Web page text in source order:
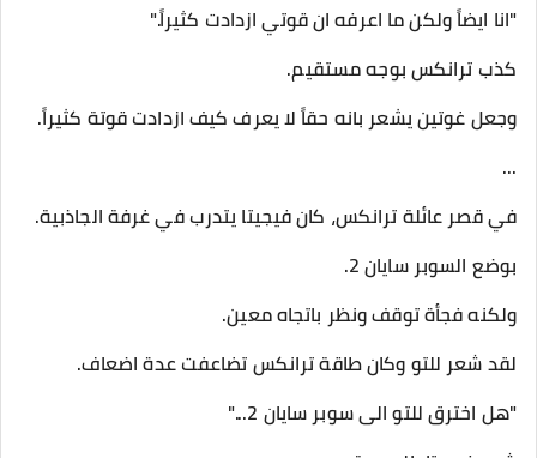
"انا ايضاً ولكن ما اعرفه ان قوتي ازدادت كثيراً."
كذب ترانكس بوجه مستقيم.
وجعل غوتين يشعر بانه حقاً لا يعرف كيف ازدادت قوتة كثيراً.
...
في قصر عائلة ترانكس، كان فيجيتا يتدرب في غرفة الجاذبية.
بوضع السوبر سايان 2.
ولكنه فجأة توقف ونظر باتجاه معين.
لقد شعر للتو وكان طاقة ترانكس تضاعفت عدة اضعاف.
"هل اخترق للتو الى سوبر سايان 2..."